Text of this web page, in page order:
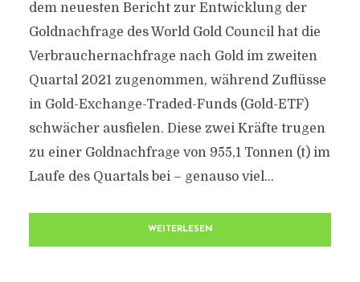
dem neuesten Bericht zur Entwicklung der
Goldnachfrage des World Gold Council hat die
Verbrauchernachfrage nach Gold im zweiten
Quartal 2021 zugenommen, während Zuflüsse
in Gold-Exchange-Traded-Funds (Gold-ETF)
schwächer ausfielen. Diese zwei Kräfte trugen
zu einer Goldnachfrage von 955,1 Tonnen (t) im
Laufe des Quartals bei – genauso viel...
WEITERLESEN